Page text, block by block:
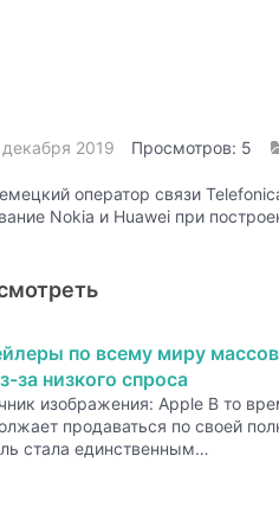
декабря 2019 Просмотров: 5
оператор связи
Nokia и Huawei при
по всему миру
за низкого спроса
изображения: Apple В то
продаваться по своей
стала единственным…